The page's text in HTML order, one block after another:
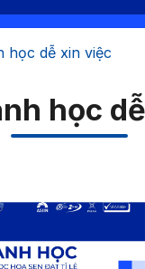
học dễ xin việc
học